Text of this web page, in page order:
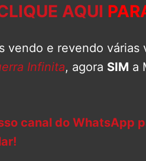
AQUI
vendo e revendo várias
Infinita, agora SIM a
canal do WhatsApp